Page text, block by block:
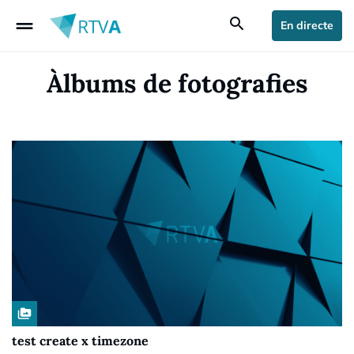
drag_handle search En directe
Àlbums de fotografies
perm_media
test create x timezone